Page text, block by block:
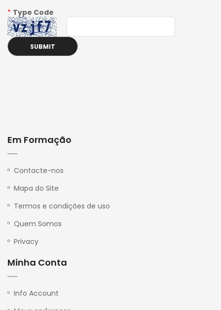
* Type Code
Em Formação
Contacte-nos
Mapa do Site
Termos e condições de uso
Quem Somos
Privacy
Minha Conta
Info Account